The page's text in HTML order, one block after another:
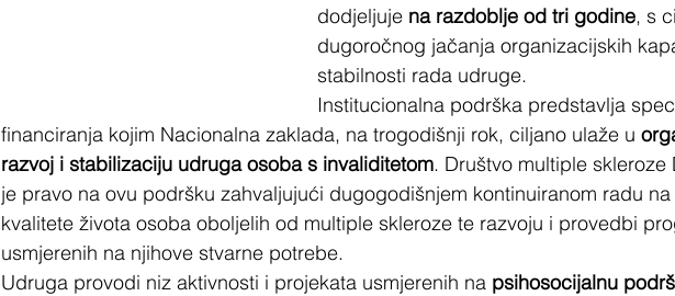
dodjeljuje na razdoblje od tri godine, s
dugoročnog jačanja organizacijskih
stabilnosti rada udruge.
Institucionalna podrška predstavlja
financiranja kojim Nacionalna zaklada, na trogodišnji rok, ciljano ulaže u
razvoj i stabilizaciju udruga osoba s invaliditetom. Društvo multiple skleroze
je pravo na ovu podršku zahvaljujući dugogodišnjem kontinuiranom radu
kvalitete života osoba oboljelih od multiple skleroze te razvoju i provedbi
usmjerenih na njihove stvarne potrebe.
Udruga provodi niz aktivnosti i projekata usmjerenih na psihosocijalnu